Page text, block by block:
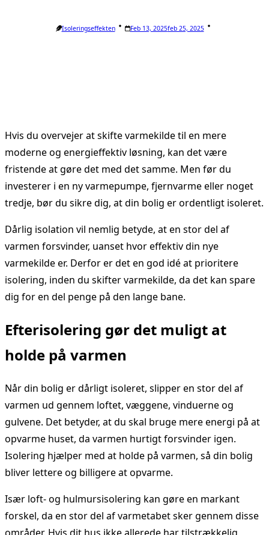
Isoleringseffekten Feb 13, 2025Feb 25, 2025
Hvis du overvejer at skifte varmekilde til en mere
moderne og energieffektiv løsning, kan det være
fristende at gøre det med det samme. Men før du
investerer i en ny varmepumpe, fjernvarme eller noget
tredje, bør du sikre dig, at din bolig er ordentligt isoleret.
Dårlig isolation vil nemlig betyde, at en stor del af
varmen forsvinder, uanset hvor effektiv din nye
varmekilde er. Derfor er det en god idé at prioritere
isolering, inden du skifter varmekilde, da det kan spare
dig for en del penge på den lange bane.
Efterisolering gør det muligt at
holde på varmen
Når din bolig er dårligt isoleret, slipper en stor del af
varmen ud gennem loftet, væggene, vinduerne og
gulvene. Det betyder, at du skal bruge mere energi på at
opvarme huset, da varmen hurtigt forsvinder igen.
Isolering hjælper med at holde på varmen, så din bolig
bliver lettere og billigere at opvarme.
Især loft- og hulmursisolering kan gøre en markant
forskel, da en stor del af varmetabet sker gennem disse